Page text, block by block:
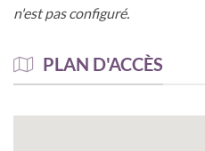
n'est pas configuré.
PLAN D'ACCÈS